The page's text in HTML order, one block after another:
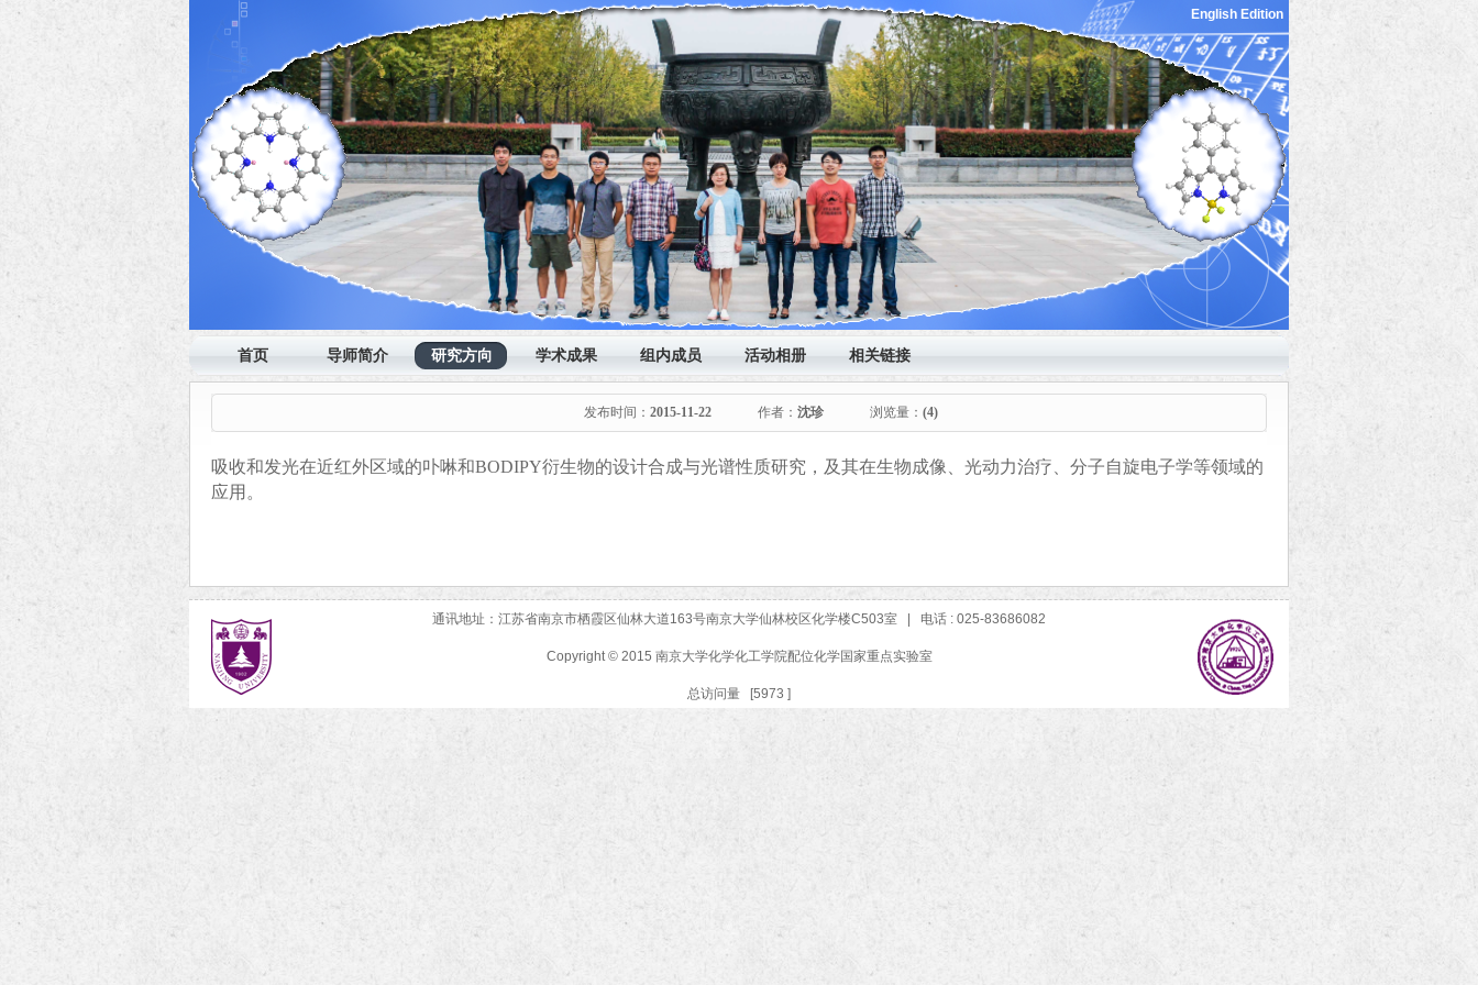
English Edition
首页 导师简介 研究方向 学术成果 组内成员 活动相册 相关链接
发布时间： 2015-11-22 作者： 沈珍 浏览量： (4)
吸收和发光在近红外区域的卟啉和BODIPY衍生物的设计合成与光谱性质研究，及其在生物成像、光动力治疗、分子自旋电子学等领域的
应用。
通讯地址：江苏省南京市栖霞区仙林大道163号南京大学仙林校区化学楼C503室 | 电话 : 025-83686082
Copyright © 2015 南京大学化学化工学院配位化学国家重点实验室
总访问量 [5973 ]